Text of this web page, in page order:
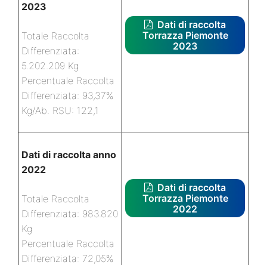
2023
Totale Raccolta
Differenziata:
5.202.209 Kg
Percentuale Raccolta
Differenziata: 93,37%
Kg/Ab. RSU: 122,1
Dati di raccolta
Torrazza Piemonte
2023
Dati di raccolta anno
2022
Totale Raccolta
Differenziata: 983.820
Kg
Percentuale Raccolta
Differenziata: 72,05%
Dati di raccolta
Torrazza Piemonte
2022